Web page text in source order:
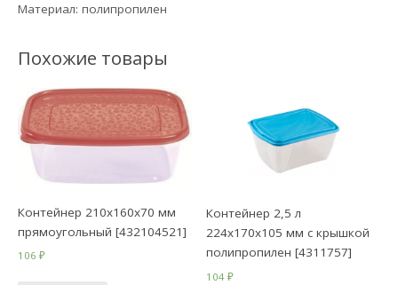
Материал: полипропилен
Похожие товары
Контейнер 210х160х70 мм
прямоугольный [432104521]
106₽
Контейнер 2,5 л
224х170х105 мм с крышкой
полипропилен [4311757]
104₽